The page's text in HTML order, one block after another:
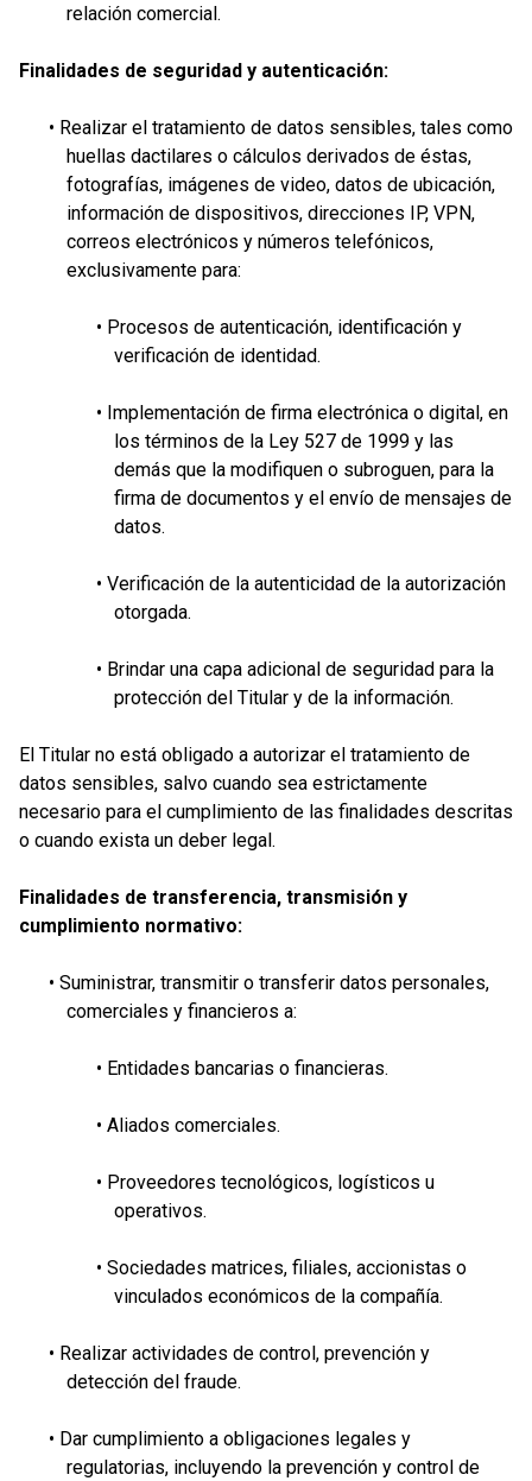
relación comercial.
Finalidades de seguridad y autenticación:
• Realizar el tratamiento de datos sensibles, tales como
huellas dactilares o cálculos derivados de éstas,
fotografías, imágenes de video, datos de ubicación,
información de dispositivos, direcciones IP, VPN,
correos electrónicos y números telefónicos,
exclusivamente para:
• Procesos de autenticación, identificación y
verificación de identidad.
• Implementación de firma electrónica o digital, en
los términos de la Ley 527 de 1999 y las
demás que la modifiquen o subroguen, para la
firma de documentos y el envío de mensajes de
datos.
• Verificación de la autenticidad de la autorización
otorgada.
• Brindar una capa adicional de seguridad para la
protección del Titular y de la información.
El Titular no está obligado a autorizar el tratamiento de
datos sensibles, salvo cuando sea estrictamente
necesario para el cumplimiento de las finalidades descritas
o cuando exista un deber legal.
Finalidades de transferencia, transmisión y
cumplimiento normativo:
• Suministrar, transmitir o transferir datos personales,
comerciales y financieros a:
• Entidades bancarias o financieras.
• Aliados comerciales.
• Proveedores tecnológicos, logísticos u
operativos.
• Sociedades matrices, filiales, accionistas o
vinculados económicos de la compañía.
• Realizar actividades de control, prevención y
detección del fraude.
• Dar cumplimiento a obligaciones legales y
regulatorias, incluyendo la prevención y control de